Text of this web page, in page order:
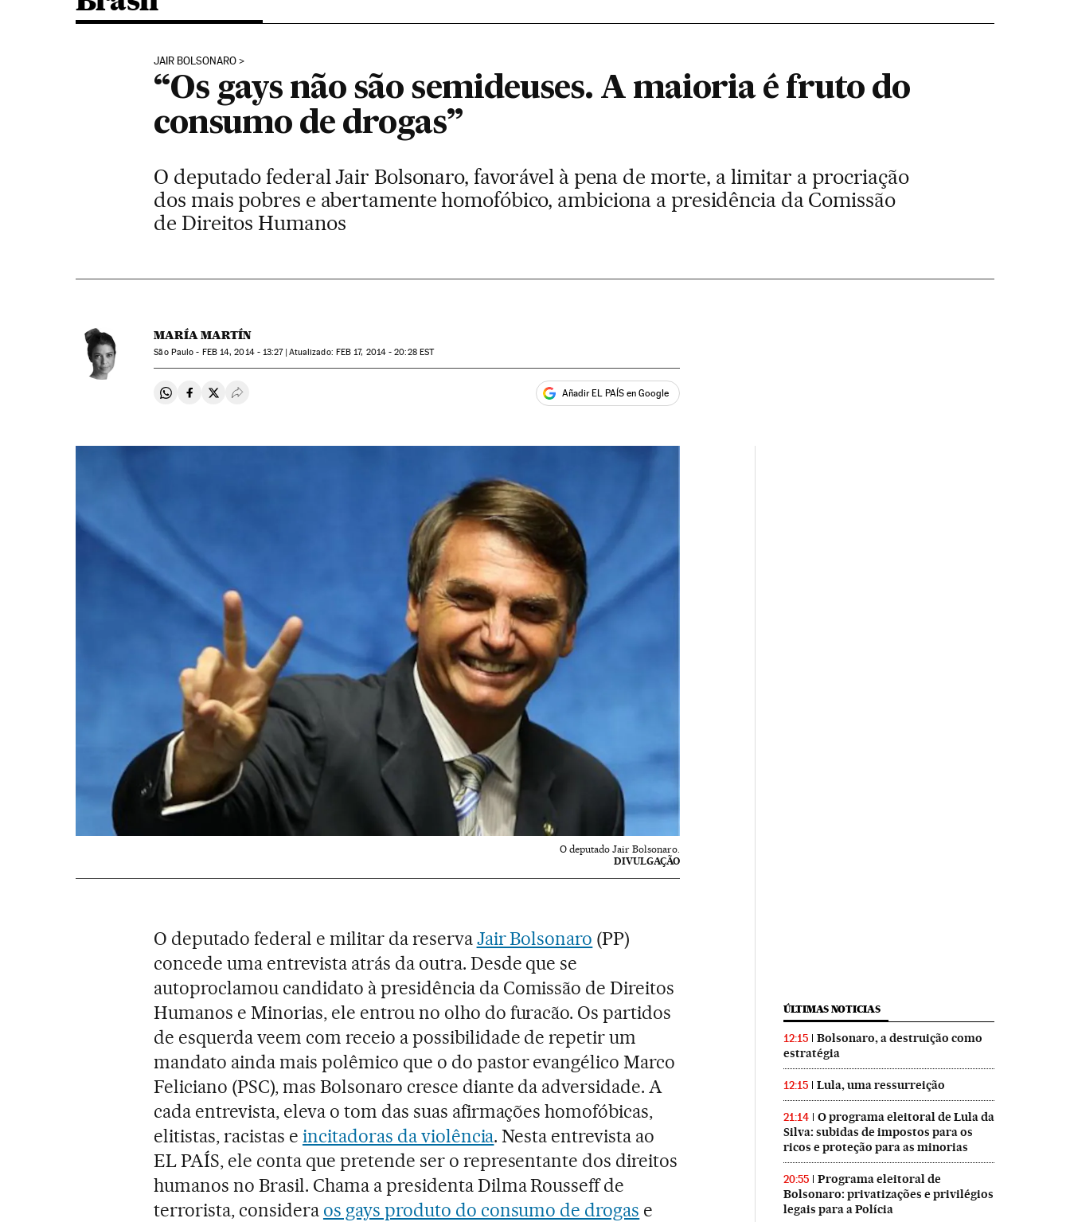
JAIR BOLSONARO
“Os gays não são semideuses. A maioria é fruto do
consumo de drogas”
O deputado federal Jair Bolsonaro, favorável à pena de morte, a limitar a procriação
dos mais pobres e abertamente homofóbico, ambiciona a presidência da Comissão
de Direitos Humanos
MARÍA MARTÍN
São Paulo - FEB14, 2014 - 13:27 atualizado: FEB 17, 2014 - 20:28EST
Compartir en Whatsapp
Compartir en Facebook
Compartir en Twitter
Desplegar Redes Sociales Añadir EL PAÍS en Google
O deputado Jair Bolsonaro.
DIVULGAÇÃO
O deputado federal e militar da reservaJair Bolsonaro (PP)
concede uma entrevista atrás da outra. Desde que se
autoproclamou candidato à presidência da Comissão de Direitos
Humanos e Minorias, ele entrou no olho do furacão. Os partidos
de esquerda veem com receio a possibilidade de repetir um
mandato ainda mais polêmico que o do pastor evangélico Marco
Feliciano (PSC), mas Bolsonaro cresce diante da adversidade. A
cada entrevista, eleva o tom das suas afirmações homofóbicas,
elitistas, racistas e incitadoras da violência. Nesta entrevista ao
EL PAÍS, ele conta que pretende ser o representante dos direitos
humanos no Brasil. Chama a presidenta Dilma Rousseff de
terrorista, considera os gays produto do consumo de drogas e
ÚLTIMAS NOTICIAS
12:15
Bolsonaro, a destruição como
estratégia
12:15 Lula, uma ressurreição
21:14
O programa eleitoral de Lula da
Silva: subidas de impostos para os
ricos e proteção para as minorias
20:55
Programa eleitoral de
Bolsonaro: privatizações e privilégios
legais para a Polícia